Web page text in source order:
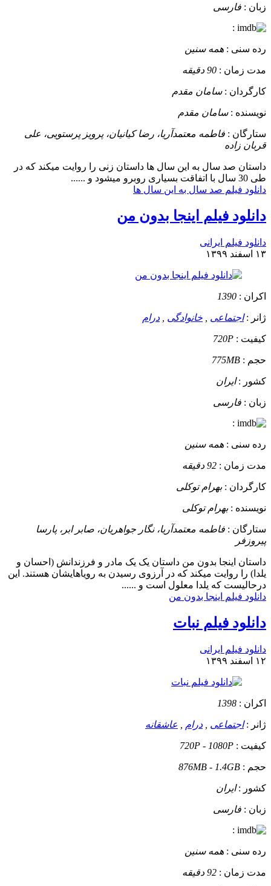
زبان : فارسی
:
رده سنی : همه سنین
مدت زمان : 90 دقیقه
کارگردان :سامان مقدم
نویسنده :سامان مقدم
ستارگان : فاطمه معتمدآریا، رضا کیانیان، پرویز پرستویی، علی
قربان زاده
داستان صد سال به این سال ها داستان زنی را روایت میکند که در
طی 30 سال با اتفاقت بسیاری روبرو میشود و ......
دانلود فیلم صد سال به این سال ها
دانلود فیلم اینجا بدون من
دانلود فیلم ایرانی
۱۳ اسفند ۱۳۹۹
اکران : 1390
ژانر :اجتماعی خانوادگی درام
کیفیت : 720P
حجم : 775MB
کشور :ایران
زبان : فارسی
:
رده سنی : همه سنین
مدت زمان : 92 دقیقه
کارگردان :بهرام توکلی
نویسنده :بهرام توکلی
ستارگان : فاطمه معتمدآریا، نگار جواهریان، صابر ابر، پارسا
پیروزفر
داستان اینجا بدون من داستان یک یک مادر و فرزندانش (احسان و
یلدا) را روایت میکند که در آرزوی رسیدن به رویاهایشان هستند. این
درحالیست که یلدا معلول است و ......
دانلود فیلم اینجا بدون من
دانلود فیلم نبات
دانلود فیلم ایرانی
۱۲ اسفند ۱۳۹۹
اکران : 1398
ژانر :اجتماعی درام عاشقانه
کیفیت : 720P - 1080P
حجم : 876MB - 1.4GB
کشور :ایران
زبان : فارسی
:
رده سنی : همه سنین
مدت زمان : 92 دقیقه